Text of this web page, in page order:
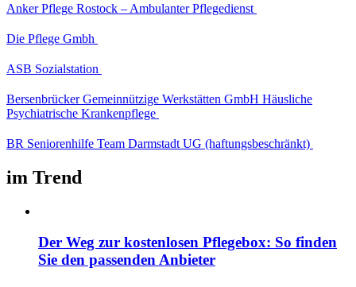
Anker Pflege Rostock – Ambulanter Pflegedienst
Die Pflege Gmbh
ASB Sozialstation
Bersenbrücker Gemeinnützige Werkstätten GmbH Häusliche
Psychiatrische Krankenpflege
BR Seniorenhilfe Team Darmstadt UG (haftungsbeschränkt)
im Trend
Der Weg zur kostenlosen Pflegebox: So finden
Sie den passenden Anbieter